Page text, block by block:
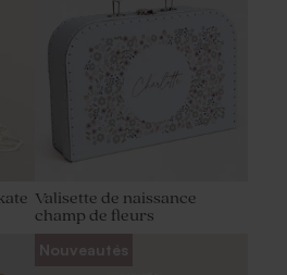
Valisette de naissance
champ de fleurs
Nouveautés